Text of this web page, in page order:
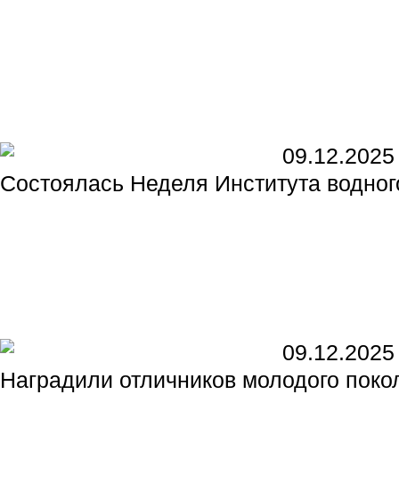
09.12.2025
Состоялась Неделя Института
09.12.2025
Наградили отличников молодого